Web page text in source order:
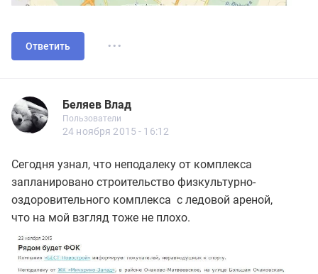
Ответить ...
Беляев Влад
Беляев Влад
Пользователи
Новичок
Пользователи
11 сообщений
24 ноября 2015 - 16:12
Сегодня узнал, что неподалеку от комплекса
запланировано строительство физкультурно-
оздоровительного комплекса с ледовой ареной,
что на мой взгляд тоже не плохо.